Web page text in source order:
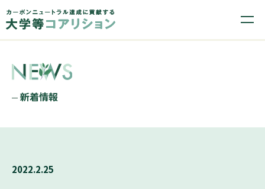
新着情報
2022.2.25